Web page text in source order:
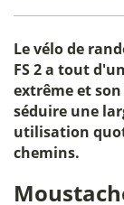
Levélo de
FS 2a tout
extrême et
séduire une
utilisation
chemins.